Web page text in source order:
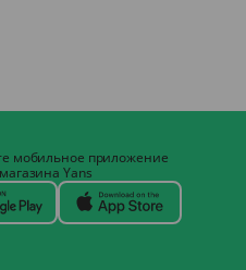
мобильное приложение
Yans